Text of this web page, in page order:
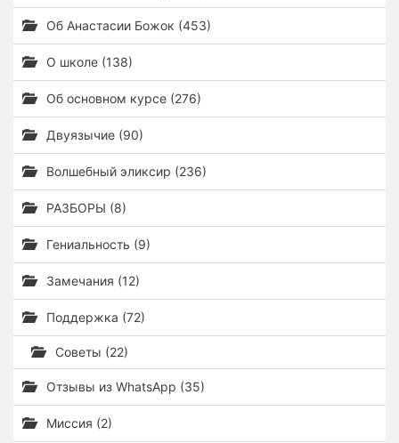
Об Анастасии Божок (453)
О школе (138)
Об основном курсе (276)
Двуязычие (90)
Волшебный эликсир (236)
РАЗБОРЫ (8)
Гениальность (9)
Замечания (12)
Поддержка (72)
Советы (22)
Отзывы из WhatsApp (35)
Миссия (2)